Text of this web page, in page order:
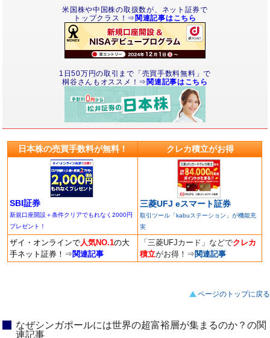
米国株や中国株の取扱数が、ネット証券で
トップクラス！⇒ 関連記事はこちら
1日50万円の取引まで「売買手数料無料」で
桐谷さんもオススメ！⇒ 関連記事はこちら
日本株の売買手数料が無料！ クレカ積立がお得
SBI証券
新規口座開設＋条件クリアでもれなく2000円
プレゼント！
三菱UFJ eスマート証券
取引ツール「kabuステーション」が機能充
実
ザイ・オンラインで人気NO.1の大
手ネット証券！ ⇒ 関連記事
「三菱UFJカード」などでクレカ
積立がお得！ ⇒ 関連記事
ページのトップに戻る
なぜシンガポールには世界の超富裕層が集まるのか？の関
連記事